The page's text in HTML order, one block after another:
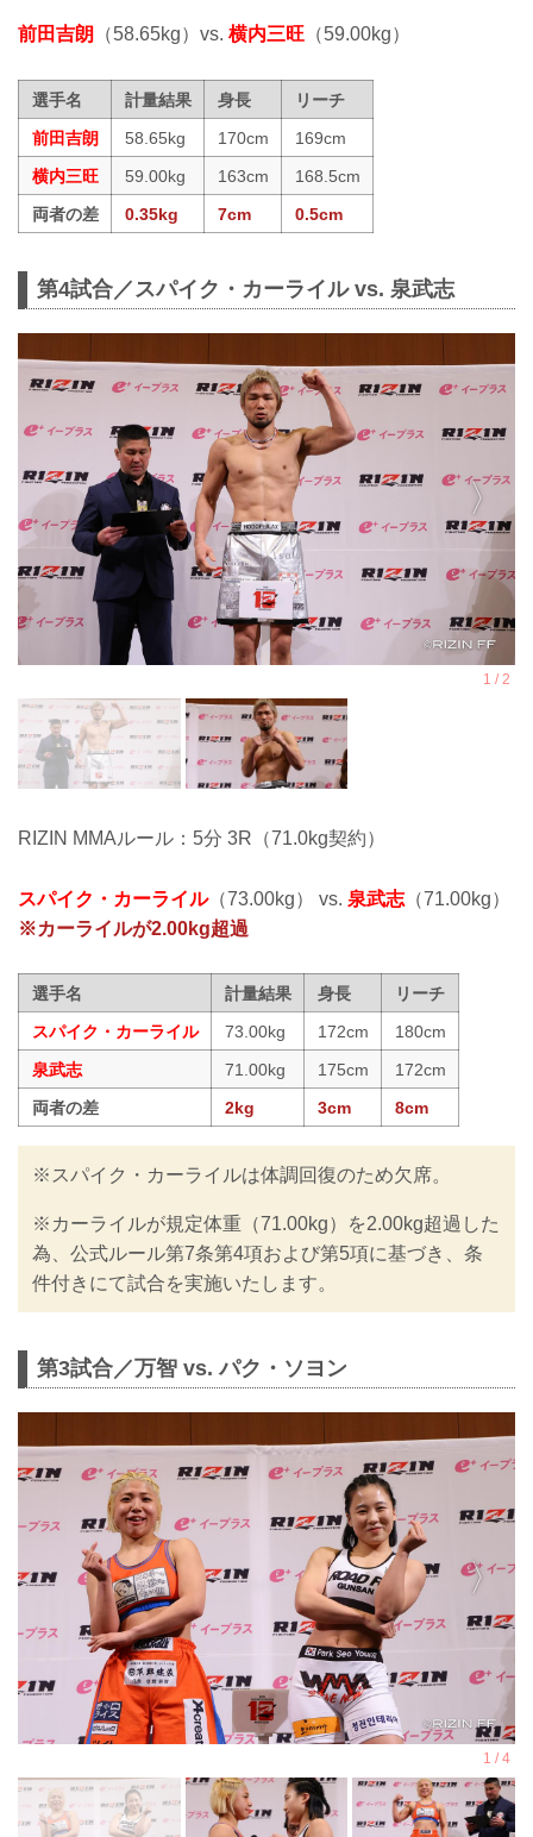
前田吉朗 （58.65kg）vs. 横内三旺 （59.00kg）
選手名 計量結果 身長
リーチ
前田吉朗
58.65kg 170cm
169cm
横内三旺
59.00kg 163cm
168.5cm
両者の差
0.35kg 7cm 0.5cm
第4試合／スパイク・カーライル vs. 泉武志
RIZIN MMAルール：5分 3R（71.0kg契約）
スパイク・カーライル（73.00kg） vs. 泉武志 （71.00kg）
※カーライルが2.00kg超過
選手名 計量結果 身長
リーチ
スパイク・カーライル
73.00kg 172cm
180cm
泉武志
71.00kg 175cm
172cm
両者の差
2kg 3cm 8cm
※スパイク・カーライルは体調回復のため欠席。
※カーライルが規定体重（71.00kg）を2.00kg超過した
為、公式ルール第7条第4項および第5項に基づき、条
件付きにて試合を実施いたします。
第3試合／万智 vs. パク・ソヨン